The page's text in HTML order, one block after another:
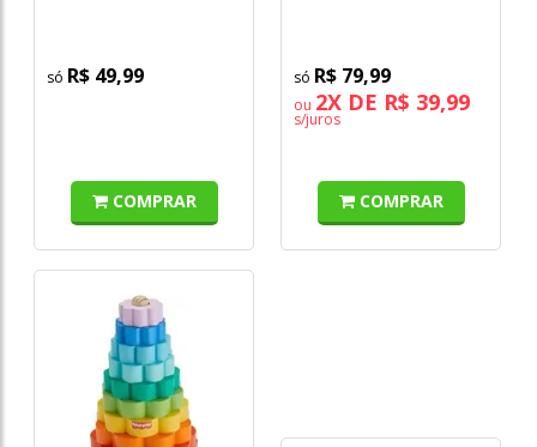
R$ 49,99
COMPRAR
R$ 79,99
ou 2X DE R$ 39,99
s/juros
COMPRAR